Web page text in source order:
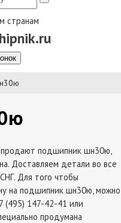
странам
подшипник шн30ю,
Доставляем детали во все
Для того чтобы
на подшипник шн30ю, можно
(495) 147-42-41 или
продумана